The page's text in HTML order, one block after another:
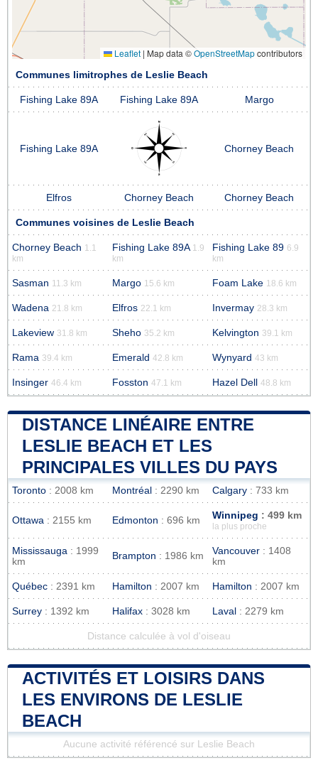
Leaflet | Map data ©OpenStreetMapcontributors
Communes limitrophes de Leslie Beach
Fishing Lake 89A Fishing Lake 89A Margo
Fishing Lake 89A Chorney Beach
Elfros Chorney Beach Chorney Beach
Communes voisines de Leslie Beach
Chorney Beach 1.1
km
Fishing Lake 89A 1.9
km
Fishing Lake 89 6.9
km
Sasman 11.3 km Margo 15.6 km Foam Lake 18.6 km
Wadena 21.8 km Elfros 22.1 km Invermay 28.3 km
Lakeview 31.8 km Sheho 35.2 km Kelvington 39.1 km
Rama 39.4 km Emerald 42.8 km Wynyard 43 km
Insinger 46.4 km Fosston 47.1 km Hazel Dell 48.8 km
DISTANCE LINÉAIRE ENTRE
LESLIE BEACH ET LES
PRINCIPALES VILLES DU PAYS
Toronto : 2008 km Montréal : 2290 km Calgary : 733 km
Ottawa : 2155 km Edmonton : 696 km Winnipeg : 499 km
la plus proche
Mississauga : 1999
km
Brampton : 1986 km Vancouver : 1408
km
Québec : 2391 km Hamilton : 2007 km Hamilton : 2007 km
Surrey : 1392 km Halifax : 3028 km Laval : 2279 km
Distance calculée à vol d'oiseau
ACTIVITÉS ET LOISIRS DANS
LES ENVIRONS DE LESLIE
BEACH
Aucune activité référencé sur Leslie Beach